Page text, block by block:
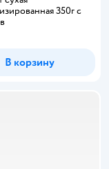
350г с
В корзину